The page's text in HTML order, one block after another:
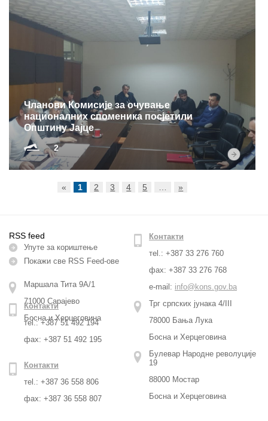
Чланови Комисије за очување
националних споменика посјетили
Општину Јајце
2
« 1 2 3 4 5 »
RSS feed
Упуте за кориштење
Покажи све RSS Feed-ове
Маршала Тита 9А/1
71000 Сарајево
Босна и Херцеговина
Контакти
тel.: +387 33 276 760
фax: +387 33 276 768
e-mail: info@kons.gov.ba
Трг српских јунака 4/III
78000 Бања Лука
Босна и Херцеговина
Контакти
тel.: +387 51 492 194
фax: +387 51 492 195
Булевар Народне револуције
19
88000 Мостар
Босна и Херцеговина
Контакти
тel.: +387 36 558 806
фax: +387 36 558 807